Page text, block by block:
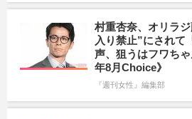
村重杏奈、オリラ
入り禁止”にされて
声、狙うはフワち
年8月Choice》
『週刊女性』編集部